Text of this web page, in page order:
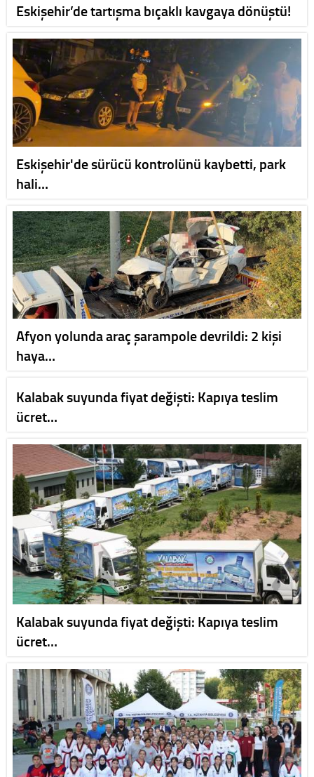
Eskişehir’de tartışma bıçaklı kavgaya dönüştü!
Eskişehir'de sürücü kontrolünü kaybetti, park
hali…
Afyon yolunda araç şarampole devrildi: 2 kişi
haya…
Kalabak suyunda fiyat değişti: Kapıya teslim
ücret…
Kalabak suyunda fiyat değişti: Kapıya teslim
ücret…